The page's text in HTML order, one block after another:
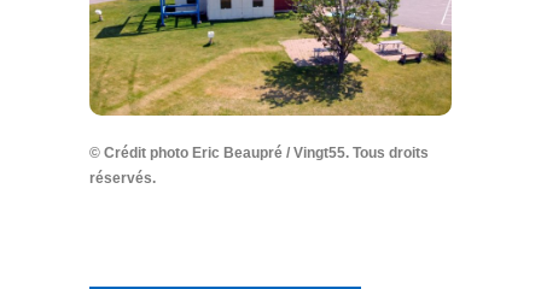
© Crédit photo Eric Beaupré / Vingt55. Tous droits
réservés.